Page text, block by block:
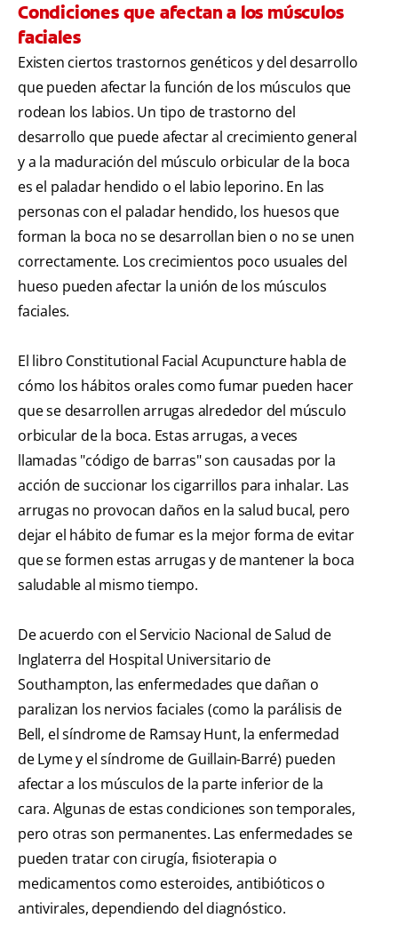
Condiciones que afectan a los músculos
faciales
Existen ciertos trastornos genéticos y del desarrollo
que pueden afectar la función de los músculos que
rodean los labios. Un tipo de trastorno del
desarrollo que puede afectar al crecimiento general
y a la maduración del músculo orbicular de la boca
es el paladar hendido o el labio leporino. En las
personas con el paladar hendido, los huesos que
forman la boca no se desarrollan bien o no se unen
correctamente. Los crecimientos poco usuales del
hueso pueden afectar la unión de los músculos
faciales.
El libro Constitutional Facial Acupuncture habla de
cómo los hábitos orales como fumar pueden hacer
que se desarrollen arrugas alrededor del músculo
orbicular de la boca. Estas arrugas, a veces
llamadas "código de barras" son causadas por la
acción de succionar los cigarrillos para inhalar. Las
arrugas no provocan daños en la salud bucal, pero
dejar el hábito de fumar es la mejor forma de evitar
que se formen estas arrugas y de mantener la boca
saludable al mismo tiempo.
De acuerdo con el Servicio Nacional de Salud de
Inglaterra del Hospital Universitario de
Southampton, las enfermedades que dañan o
paralizan los nervios faciales (como la parálisis de
Bell, el síndrome de Ramsay Hunt, la enfermedad
de Lyme y el síndrome de Guillain-Barré) pueden
afectar a los músculos de la parte inferior de la
cara. Algunas de estas condiciones son temporales,
pero otras son permanentes. Las enfermedades se
pueden tratar con cirugía, fisioterapia o
medicamentos como esteroides, antibióticos o
antivirales, dependiendo del diagnóstico.